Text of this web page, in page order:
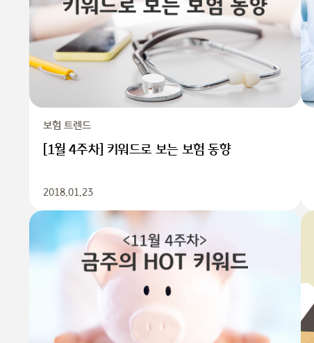
보험 트렌드
[1월 4주차] 키워드로 보는 보험 동향
2018.01.23